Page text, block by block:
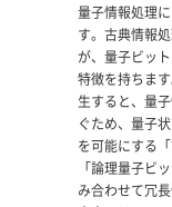
量子情報処理
す。古典情報
が、量子ビッ
特徴を持ちま
生すると、量
ぐため、量子
を可能にする
「論理量子ビ
み合わせて冗